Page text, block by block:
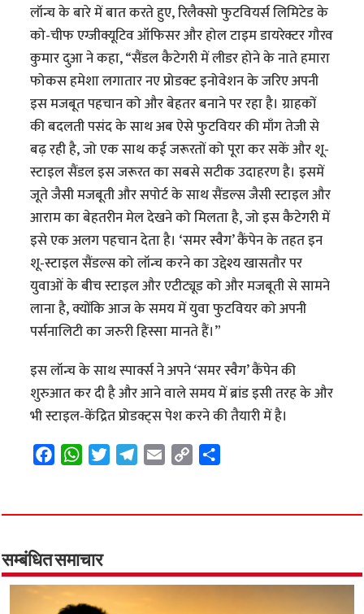
लॉन्च के बारे में बात करते हुए, रिलैक्सो फुटवियर्स लिमिटेड के
को-चीफ एग्जीक्यूटिव ऑफिसर और होल टाइम डायरेक्टर गौरव
कुमार दुआ ने कहा, “सैंडल कैटेगरी में लीडर होने के नाते हमारा
फोकस हमेशा लगातार नए प्रोडक्ट इनोवेशन के जरिए अपनी
इस मजबूत पहचान को और बेहतर बनाने पर रहा है। ग्राहकों
की बदलती पसंद के साथ अब ऐसे फुटवियर की माँग तेजी से
बढ़ रही है, जो एक साथ कई जरूरतों को पूरा कर सकें और शू-
स्टाइल सैंडल इस जरूरत का सबसे सटीक उदाहरण है। इसमें
जूते जैसी मजबूती और सपोर्ट के साथ सैंडल्स जैसी स्टाइल और
आराम का बेहतरीन मेल देखने को मिलता है, जो इस कैटेगरी में
इसे एक अलग पहचान देता है। ‘समर स्वैग’ कैंपेन के तहत इन
शू-स्टाइल सैंडल्स को लॉन्च करने का उद्देश्य खासतौर पर
युवाओं के बीच स्टाइल और एटीट्यूड को और मजबूती से सामने
लाना है, क्योंकि आज के समय में युवा फुटवियर को अपनी
पर्सनालिटी का जरुरी हिस्सा मानते हैं।”
इस लॉन्च के साथ स्पार्क्स ने अपने ‘समर स्वैग’ कैंपेन की
शुरुआत कर दी है और आने वाले समय में ब्रांड इसी तरह के और
भी स्टाइल-केंद्रित प्रोडक्ट्स पेश करने की तैयारी में है।
F
e
o
o
k
W
t
A
p
p
T
t
r
T
e
a
m
E
i
C
y
n
k
r
सम्बंधित समाचार